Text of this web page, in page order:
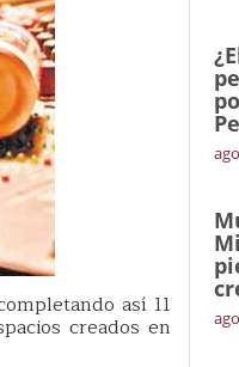
así 11
creados en